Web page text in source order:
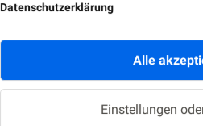
Datenschutzerklärung
Alle
Einstellungen